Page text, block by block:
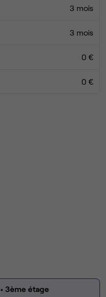
3 mois
3 mois
0 €
0 €
• 3ème étage